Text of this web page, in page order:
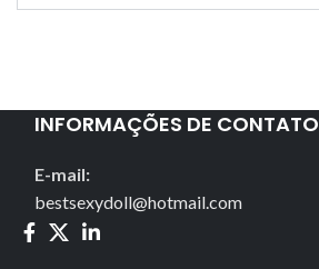
INFORMAÇÕES DE CONTATO
E-mail:
bestsexydoll@hotmail.com